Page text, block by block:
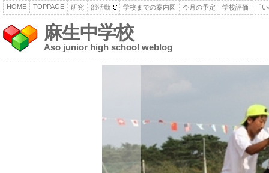
HOME TOPPAGE 研究 部活動 学校までの案内図 今月の予定 学校評価 「
麻生中学校
Aso junior high school weblog